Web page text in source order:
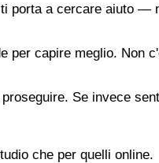
ti porta a cercare aiuto —
per capire meglio. Non
Se invece
che per quelli online.